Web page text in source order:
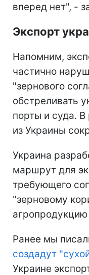
вперед нет", -
Экспорт
Напомним,
частично
"зернового
обстреливать
порты и суда. В
из Украины
Украина
маршрут для
требующего
"зерновому
Ранее мы
создадут
Украине